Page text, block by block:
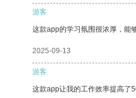
游客
这款app的学习氛围很浓厚，能
2025-09-13
游客
这款app让我的工作效率提高了